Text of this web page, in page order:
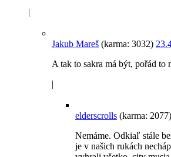
|
Jakub Mareš (karma: 3032)
A tak to sakra má být, pořád to
|
elderscrolls (karma: 2077)
Nemáme. Odkiaľ stále
je v našich rukách